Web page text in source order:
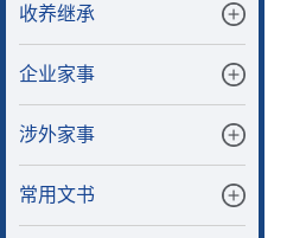
收养继承
企业家事
涉外家事
常用文书